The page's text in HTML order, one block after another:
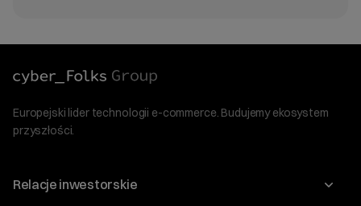
Europejski lider technologii e-commerce. Budujemy ekosystem
przyszłości.
Relacje inwestorskie